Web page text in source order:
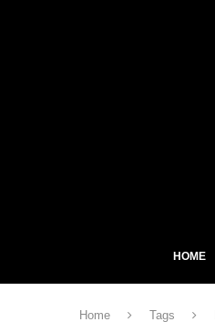
HOME
Home Tags